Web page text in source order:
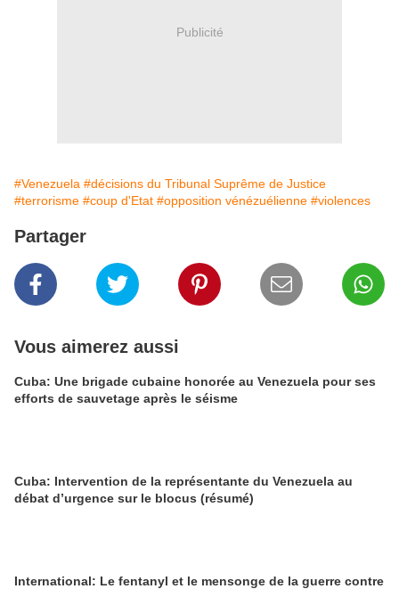
Publicité
#Venezuela #décisions du Tribunal Suprême de Justice
#terrorisme #coup d'Etat #opposition vénézuélienne #violences
Partager
Vous aimerez aussi
Cuba: Une brigade cubaine honorée au Venezuela pour ses
efforts de sauvetage après le séisme
Cuba: Intervention de la représentante du Venezuela au
débat d’urgence sur le blocus (résumé)
International: Le fentanyl et le mensonge de la guerre contre